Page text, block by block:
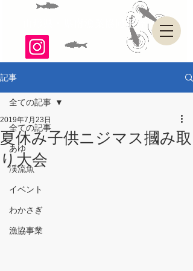
山形県・県南漁業協同組合
記事
全ての記事
あゆ
渓流魚
イベント
わかさぎ
漁協事業
全ての記事
夏休み子供ニジマス摑み取
り大会
2019年7月23日